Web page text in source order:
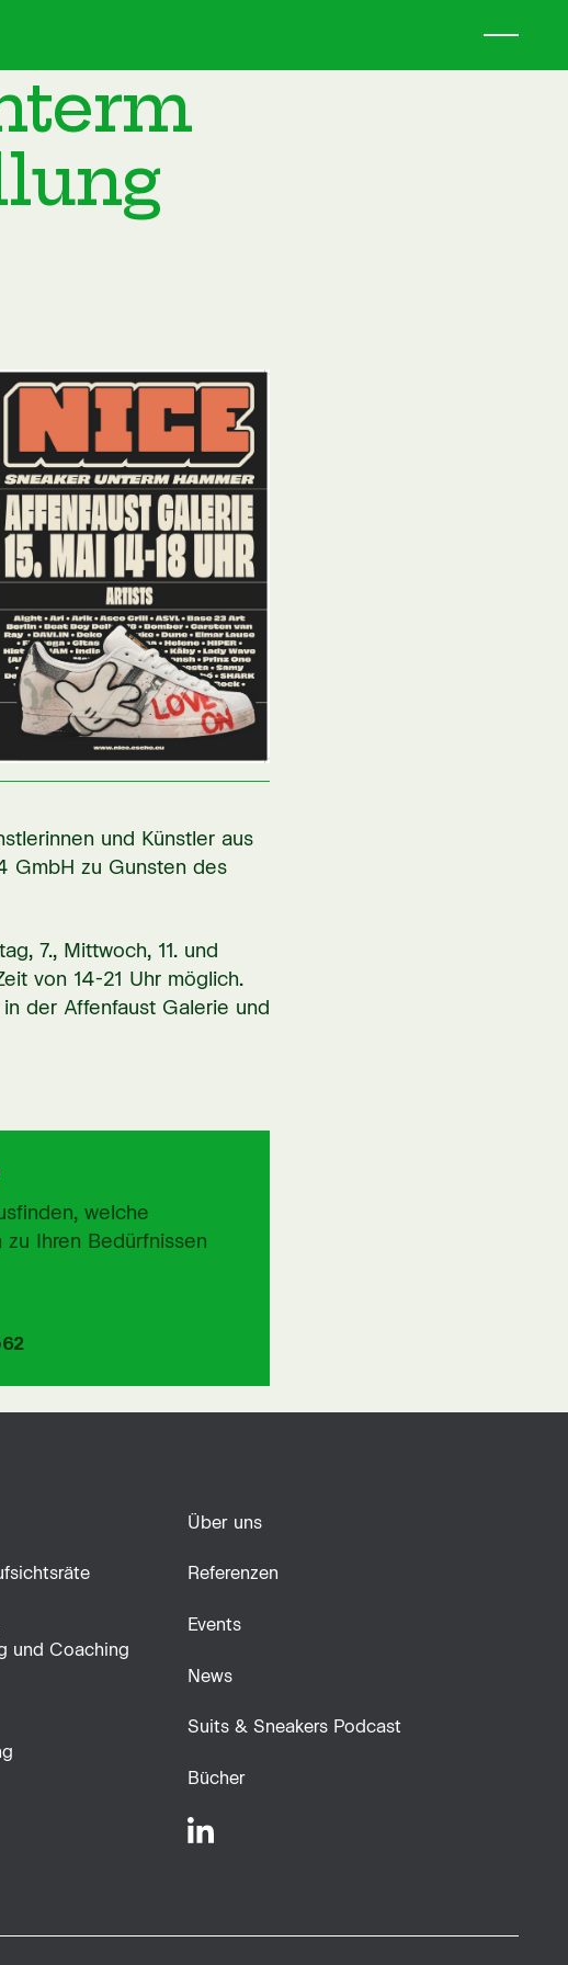
und Künstler aus
GmbH zu Gunsten des
7., Mittwoch, 11. und
von 14-21 Uhr möglich.
der Affenfaust Galerie und
welche
Ihren Bedürfnissen
und Coaching
Über uns
Referenzen
Events
News
Suits & Sneakers Podcast
Bücher